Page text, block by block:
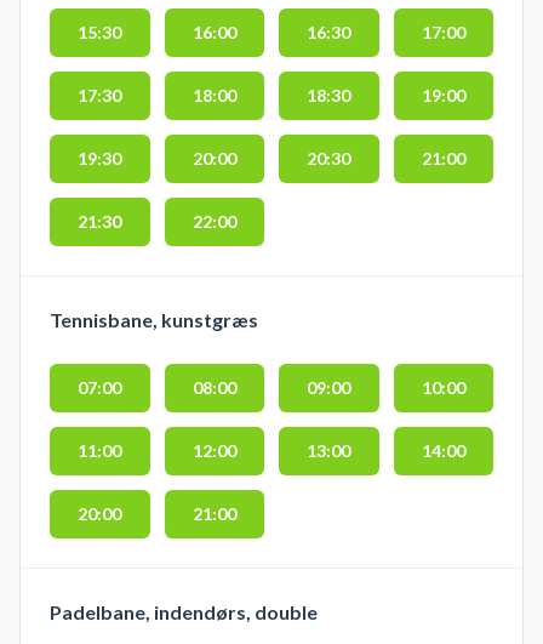
15:30 16:00 16:30 17:00
17:30 18:00 18:30 19:00
19:30 20:00 20:30 21:00
21:30 22:00
Tennisbane, kunstgræs
07:00 08:00 09:00 10:00
11:00 12:00 13:00 14:00
20:00 21:00
Padelbane, indendørs, double